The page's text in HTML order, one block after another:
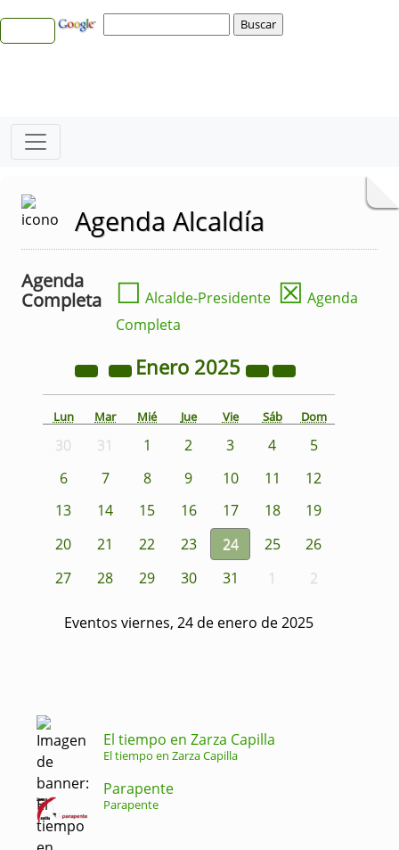
Agenda Alcaldía
Agenda
Completa
☐ Alcalde-Presidente ☒ Agenda
Completa
Enero 2025
Lun Mar Mié Jue Vie Sáb Dom
30 31 1 2 3 4
5
6
7 8 9 10 11
12
13
14 15 16 17 18
19
20
21 22 23 24 25
26
27
28 29 30 31 1 2
Eventos viernes, 24 de enero de 2025
El tiempo en Zarza Capilla
El tiempo en Zarza Capilla
Parapente
Parapente